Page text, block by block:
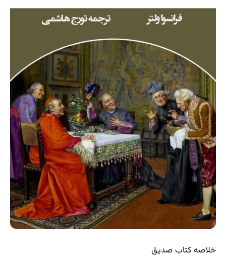
خلاصه کتاب صدیق